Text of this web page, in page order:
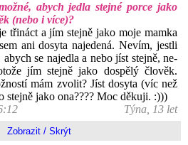
abych jedla stejné porce jako
(nebo i více)?
třináct a jím stejně jako moje mamka
ani dosyta najedená. Nevím, jestli
se najedla a nebo jíst stejně, ne-
jím stejně jako dospělý člověk.
mám zvolit? Jíst dosyta (víc než
stejně jako ona???? Moc děkuji. :)))
Týna, 13 let